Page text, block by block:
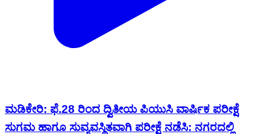
ಮಡಿಕೇರಿ: ಫೆ.28 ರಿಂದ ದ್ವಿತೀಯ ಪಿಯುಸಿ ವಾರ್ಷಿಕ ಪರೀಕ್ಷೆ
ಸುಗಮ ಹಾಗೂ ಸುವ್ಯವಸ್ಥಿತವಾಗಿ ಪರೀಕ್ಷೆ ನಡೆಸಿ: ನಗರದಲ್ಲಿ